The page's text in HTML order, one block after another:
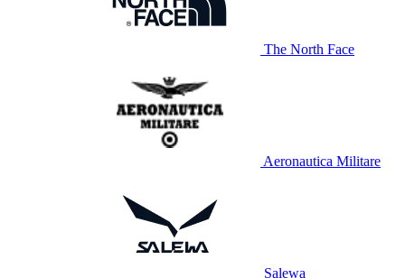
The North Face
Aeronautica Militare
Salewa